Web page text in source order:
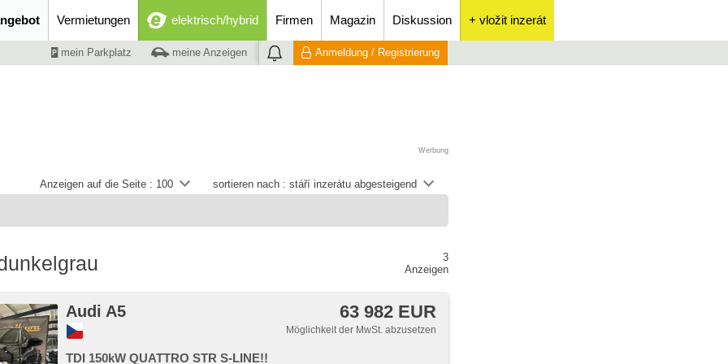
Vermietungen elektrisch/hybrid Firmen Magazin Diskussion + vložit inzerát
mein Parkplatz meine Anzeigen Anmeldung / Registrierung
Werbung
sortieren nach : stáří inzerátu abgesteigend
Anzeigen auf die Seite : 100
3
Anzeigen
Audi A5 63 982 EUR
Möglichkeit der MwSt. abzusetzen
TDI 150kW QUATTRO STR S-LINE!!